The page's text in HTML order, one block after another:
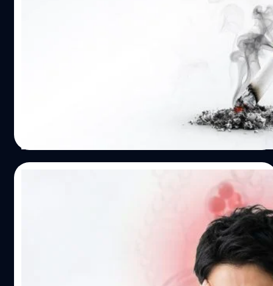
กันได้ นักวิทยาศาสตร์จึงใช้แนวคิดที่เรียกว่า ความแก่ทาง
หลายในการรักษาอาการนอนไม่หลับและภาวะเจ็ตแลก (Jet
Lag) หลาย ๆ คนรู้ว่าฮอร์โมนตัวนี้ว่ามันมีส่วนทำให้เรานอน
หลับสบาย แต่อาจจะยังนึกไม่ถึงว่ามันมีส่วนเกี่ยวข้องช่วย
บรรเทาอาการปวดได้ แต่ถ้าลองมองในมุมที่ว่า ‘การนอน’
และ ‘ความเจ็บปวด’ จริง ๆ มีความเกี่ยวข้องกัน ก็จะเข้าใจได้
มากขึ้น เพราะเมื่อเรานอนไม่ดี ความรู้สึกเจ็บปวดตามร่างกาย
ก็จะหายยาก ซึ่งพอไม่หายเจ็บ ก็จะนอนไม่หลับซักที การมีตัว
ช่วยให้หลับได้ง่ายมากขึ้นก็จะช่วยบรรเทาอาการเจ็บปวดได้
เช่นกัน เมลาโทนิน ช่วยบรรเทาอาการเจ็บปวดได้จริง ? โดย
สัญญาณความเจ็บปวดในระบบประสาทส่วนกลาง บรรเทา
อาการอักเสบ คลายความตึงเครียดของเส้นประสาทที่ทำงาน
หนักเกินไป พร้อมช่วยปกป้องเซลล์จากการถูกทำลายโดย
อนุมูลอิสระและภาวะเครียดออกซิเดชัน ผลการศึกษาเชิงลึก
เพื่อนบ้านสูบบุหรี่ ควันลอยเข้าบ้าน แก้ปัญหา
อย่างไรเมื่อ “สิทธิส่วนบุคคล” รบกวนผู้อื่น
เคยไหม ? พักผ่อนอยู่ในบ้านของตัวเองแท้ ๆ แต่กลับต้องทน
สูดกลิ่นควันบุหรี่ที่ลอยมาจากบ้านข้าง ๆ ทั้งที่เราไม่ได้สูบ ยิ่ง
ไปกว่านั้น แม้ผู้สูบจะอ้างว่าเป็นสิทธิที่ทำได้เพราะสูบในรั้วบ้าน
ตนเอง แต่ควันบุหรี่ไม่ได้หยุดอยู่แค่ในเขตบ้านของเขา ลม
สามารถพัดพาควัน มลพิษ และกลิ่นเหม็นเข้ามาสร้างความ
เดือดร้อนรำคาญให้เพื่อนบ้านอย่างเลี่ยงไม่ได้ ปัญหานี้ไม่ใช่
แค่เรื่องกลิ่นรบกวนเท่านั้น แต่ยังส่งผลกระทบร้ายแรงต่อ
สุขภาพ โดยเฉพาะบ้านที่มีเด็กเล็ก ผู้สูงอายุ หรือผู้ป่วยโรค
ทางเดินหายใจ เพราะควันบุหรี่มือสองเป็นภัยเงียบที่ทำให้ผู้
สูดดมป่วยสะสม มีสารพิษสะสมในร่างกายจนเพิ่มความเสี่ยง
ต่อการเป็นมะเร็งปอดและโรคอื่น ๆ ข้อมูลจากองค์การอนามัย
โลกระบุว่าในแต่ละปี ยาสูบเป็นสาเหตุการเสียชีวิตของ
ประชากรทั่วโลกมากกว่า 7 ล้านคน รวมถึงผู้บริสุทธิ์ที่ได้รับควัน
บุหรี่มือสองด้วย สูบบุหรี่ในบ้านตัวเองผิดไหม ? บางคนอาจจะ
มีคำถามหรือเคยเจอข้ออ้างของคนสูบที่มักจะบอกว่าการสูบ
Read More
วิจัยชี้คนกรุ๊ปเลือด A อาจเสี่ยงโรคหลอดเลือด
กรุ๊ปเลือดไม่ได้เป็นแค่ข้อมูลที่ใช้ตอนบริจาคหรือรับเลือด แต่
จริง ๆ แล้วกรุ๊ปเลือดอาจบอกอะไรเกี่ยวกับสุขภาพของเราได้